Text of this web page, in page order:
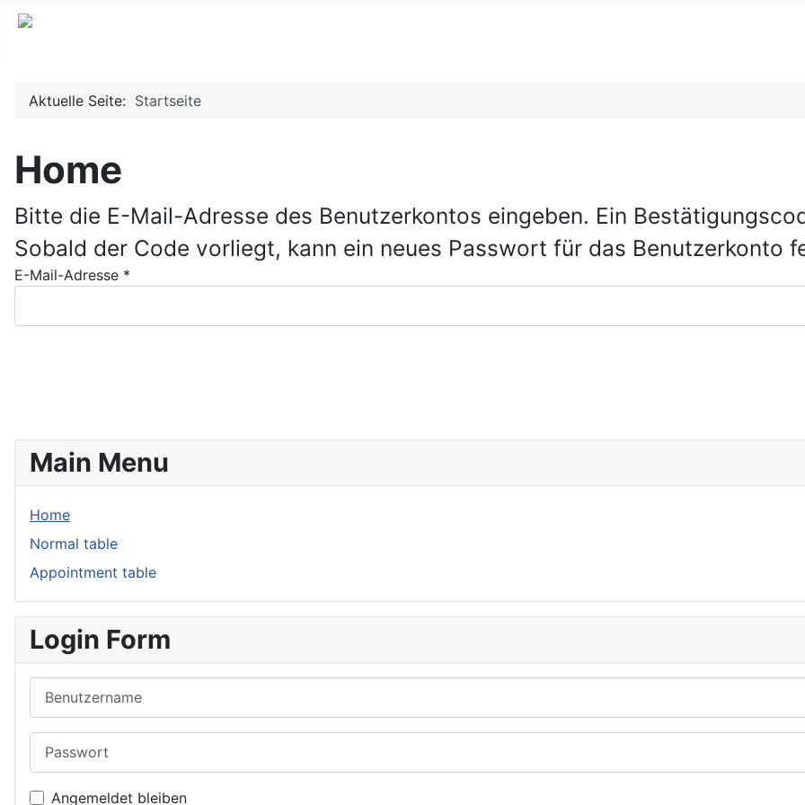
Aktuelle Seite: Startseite
Home
Bitte die E-Mail-Adresse des Benutzerkontos eingeben. Ein
Sobald der Code vorliegt, kann ein neues Passwort für das Benutzerkonto
E-Mail-Adresse *
Main Menu
Home
Normal table
Appointment table
Login Form
Angemeldet bleiben